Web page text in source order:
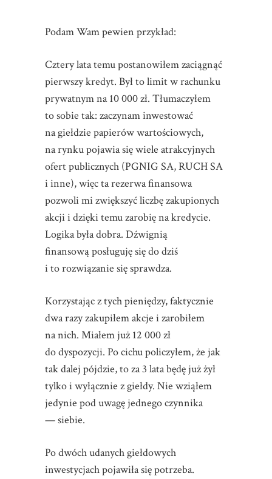
Podam Wam pewien przykład:
Cztery lata temu postanowiłem zaciągnąć
pierwszy kredyt. Był to limit w rachunku
prywatnym na 10 000 zł. Tłumaczyłem
to sobie tak: zaczynam inwestować
na giełdzie papierów wartościowych,
na rynku pojawia się wiele atrakcyjnych
ofert publicznych (PGNIG SA, RUCH SA
i inne), więc ta rezerwa finansowa
pozwoli mi zwiększyć liczbę zakupionych
akcji i dzięki temu zarobię na kredycie.
Logika była dobra. Dźwignią
finansową posługuję się do dziś
i to rozwiązanie się sprawdza.
Korzystając z tych pieniędzy, faktycznie
dwa razy zakupiłem akcje i zarobiłem
na nich. Miałem już 12 000 zł
do dyspozycji. Po cichu policzyłem, że jak
tak dalej pójdzie, to za 3 lata będę już żył
tylko i wyłącznie z giełdy. Nie wziąłem
jedynie pod uwagę jednego czynnika
— siebie.
Po dwóch udanych giełdowych
inwestycjach pojawiła się potrzeba.